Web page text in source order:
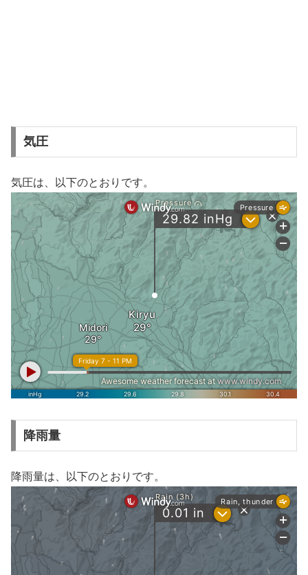
気圧
気圧は、以下のとおりです。
降雨量
降雨量は、以下のとおりです。